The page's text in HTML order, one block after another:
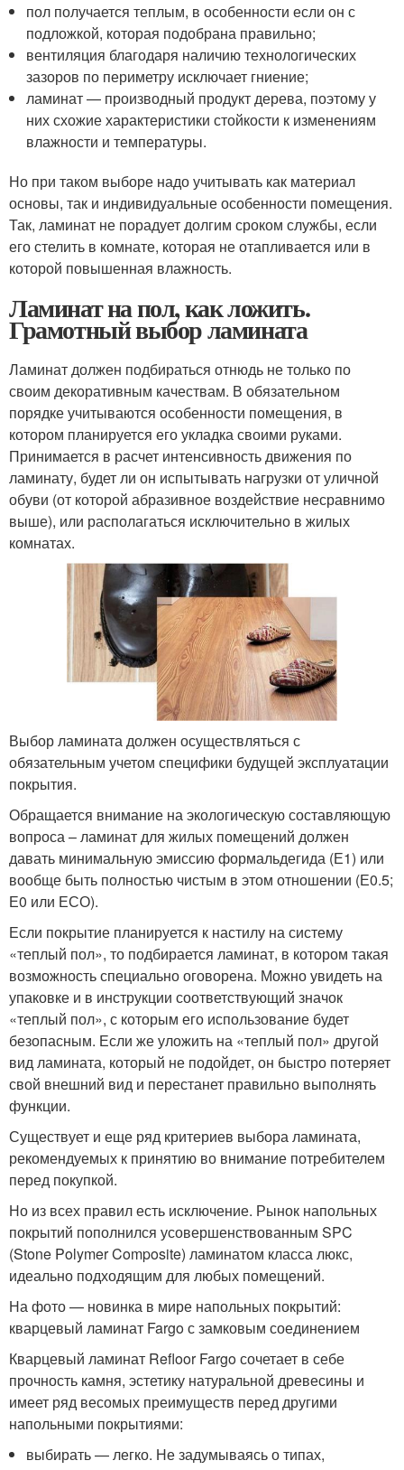
пол получается теплым, в особенности если он с
подложкой, которая подобрана правильно;
вентиляция благодаря наличию технологических
зазоров по периметру исключает гниение;
ламинат — производный продукт дерева, поэтому у
них схожие характеристики стойкости к изменениям
влажности и температуры.
Но при таком выборе надо учитывать как материал
основы, так и индивидуальные особенности помещения.
Так, ламинат не порадует долгим сроком службы, если
его стелить в комнате, которая не отапливается или в
которой повышенная влажность.
Ламинат на пол, как ложить.
Грамотный выбор ламината
Ламинат должен подбираться отнюдь не только по
своим декоративным качествам. В обязательном
порядке учитываются особенности помещения, в
котором планируется его укладка своими руками.
Принимается в расчет интенсивность движения по
ламинату, будет ли он испытывать нагрузки от уличной
обуви (от которой абразивное воздействие несравнимо
выше), или располагаться исключительно в жилых
комнатах.
Выбор ламината должен осуществляться с
обязательным учетом специфики будущей эксплуатации
покрытия.
Обращается внимание на экологическую составляющую
вопроса – ламинат для жилых помещений должен
давать минимальную эмиссию формальдегида (Е1) или
вообще быть полностью чистым в этом отношении (Е0.5;
Е0 или ЕСО).
Если покрытие планируется к настилу на систему
«теплый пол», то подбирается ламинат, в котором такая
возможность специально оговорена. Можно увидеть на
упаковке и в инструкции соответствующий значок
«теплый пол», с которым его использование будет
безопасным. Если же уложить на «теплый пол» другой
вид ламината, который не подойдет, он быстро потеряет
свой внешний вид и перестанет правильно выполнять
функции.
Существует и еще ряд критериев выбора ламината,
рекомендуемых к принятию во внимание потребителем
перед покупкой.
Но из всех правил есть исключение. Рынок напольных
покрытий пополнился усовершенствованным SPC
(Stone Polymer Composite) ламинатом класса люкс,
идеально подходящим для любых помещений.
На фото — новинка в мире напольных покрытий:
кварцевый ламинат Fargo с замковым соединением
Кварцевый ламинат Refloor Fargo сочетает в себе
прочность камня, эстетику натуральной древесины и
имеет ряд весомых преимуществ перед другими
напольными покрытиями:
выбирать — легко. Не задумываясь о типах,